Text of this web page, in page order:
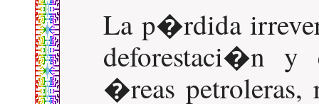
La p�rdida
deforestaci�n y
�reas petroleras,